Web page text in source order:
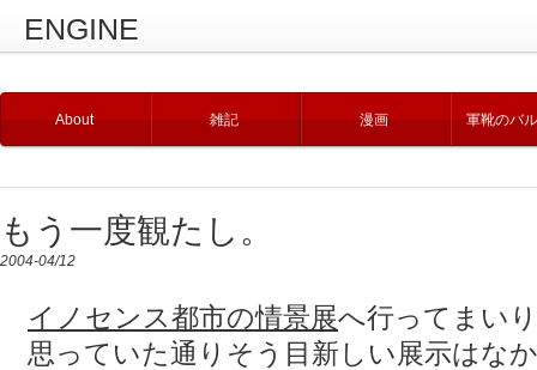
ENGINE
About 雑記 漫画 軍靴のバ
もう一度観たし。
2004-04/12
イノセンス都市の情景展へ行ってまい
思っていた通りそう目新しい展示はな